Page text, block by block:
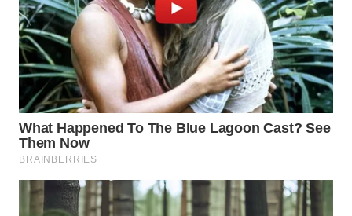
TINGGI
WN
PAKPAK
WN
KARAWANG
WN
BEKASI